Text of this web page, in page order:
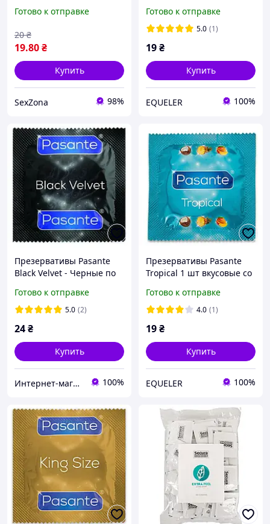
презервативы |
Готово к отправке
19.80₴
20 ₴
Купить
SexZona 98%
формы 1 шт
Готово к отправке
5.0 (1)
19₴
Купить
EQUELER 100%
Презервативы Pasante
Black Velvet - Черные по
Готово к отправке
5.0 (2)
24₴
Купить
Интернет-магазин "Резинки" 100%
Презервативы Pasante
Tropical 1 шт вкусовые со
кокоса
Готово к отправке
4.0 (1)
19₴
Купить
EQUELER 100%